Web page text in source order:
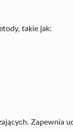
takie jak:
Zapewnia